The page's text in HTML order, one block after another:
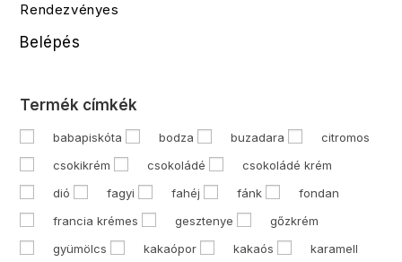
Rendezvényes
Belépés
Termék címkék
babapiskóta bodza buzadara
citromos
csokikrém
csokoládé
csokoládé krém
dió
fagyi fahéj fánk
fondan
francia krémes
gesztenye
gőzkrém
gyümölcs
kakaópor kakaós
karamell